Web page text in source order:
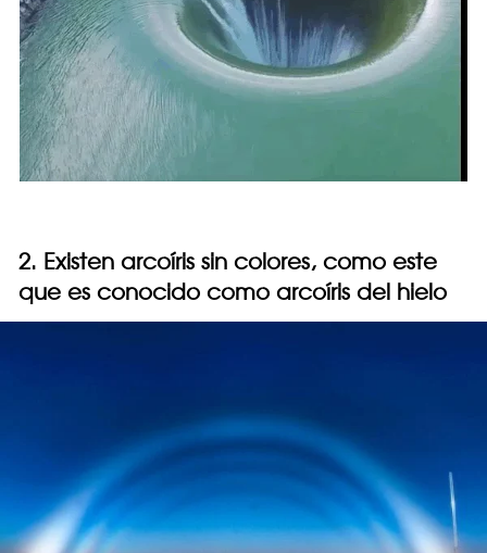
2. Existen arcoíris sin colores, como este
que es conocido como arcoíris del hielo